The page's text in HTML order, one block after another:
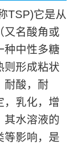
TSP)它是从
又名酸角或
种中性多糖
则形成粘状
耐酸，耐
，乳化，增
其水溶液的
等影响，是